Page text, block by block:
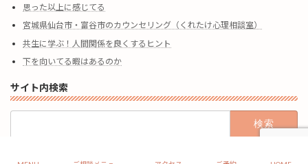
思った以上に感じてる
宮城県仙台市・富谷市のカウンセリング（くれたけ心理相談室）
共生に学ぶ！人間関係を良くするヒント
下を向いてる暇はあるのか
サイト内検索